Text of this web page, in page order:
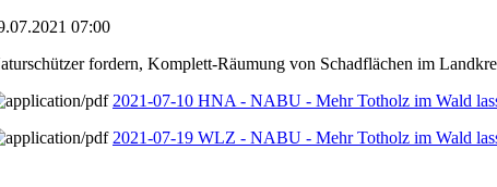
07:00
fordern, Komplett-Räumung von Schadflächen im
2021-07-10 HNA - NABU - Mehr Totholz im Wald
2021-07-19 WLZ - NABU - Mehr Totholz im Wald